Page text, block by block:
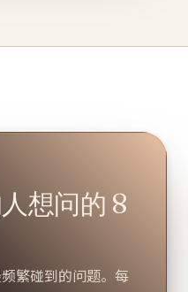
想问的 8
繁碰到的问题。每